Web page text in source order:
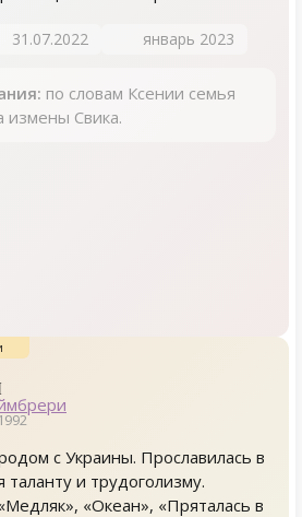
31.07.2022 январь 2023
по словам Ксении семья
измены Свика.
с Украины. Прославилась в
таланту и трудоголизму.
«Океан», «Пряталась в